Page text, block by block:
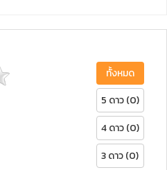
ทั้งหมด
5 ดาว (0)
4 ดาว (0)
3 ดาว (0)